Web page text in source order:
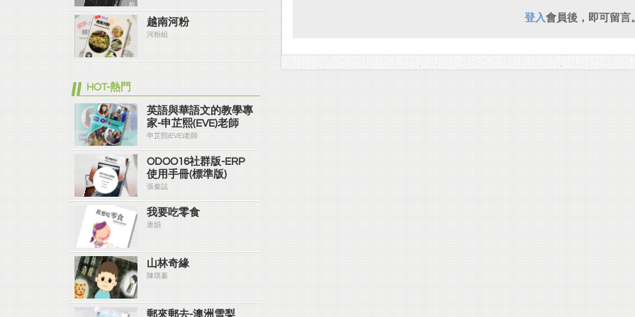
登入會員後，即可留言
越南河粉
河粉組
HOT-熱門
英語與華語文的教學專
家-申芷熙(EVE)老師
申芷熙(EVE)老師
ODOO16社群版-ERP
使用手冊(標準版)
張秦誌
我要吃零食
唐韻
山林奇緣
陳琪蓁
郵來郵去-澳洲雪梨